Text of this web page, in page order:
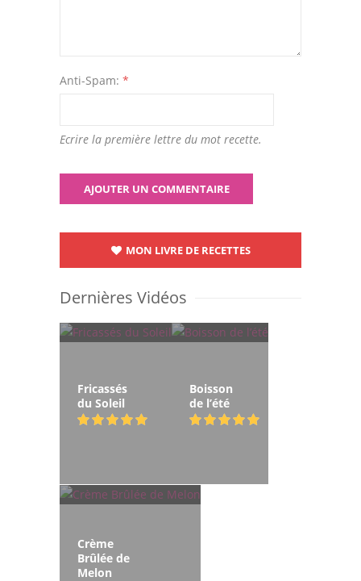
Anti-Spam: *
Ecrire la première lettre du mot recette.
MON LIVRE DE RECETTES
Dernières Vidéos
Fricassés
du Soleil
Boisson
de l’été
Crème
Brûlée de
Melon